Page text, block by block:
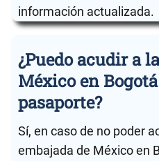
información actualizada.
¿Puedo acudir a
México en
pasaporte?
Sí, en caso de no poder
embajada de México en